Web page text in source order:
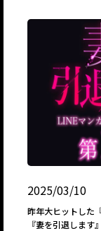
2025/03/10
昨年大ヒットした
『妻を引退します